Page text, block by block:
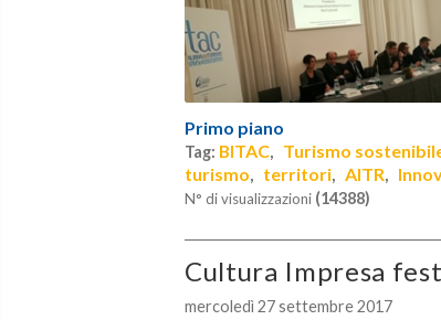
Primo piano
Tag: BITAC, Turismo
turismo, territori,AITR,
N° di visualizzazioni (14388)
Cultura Impresa
mercoledì 27 settembre 2017